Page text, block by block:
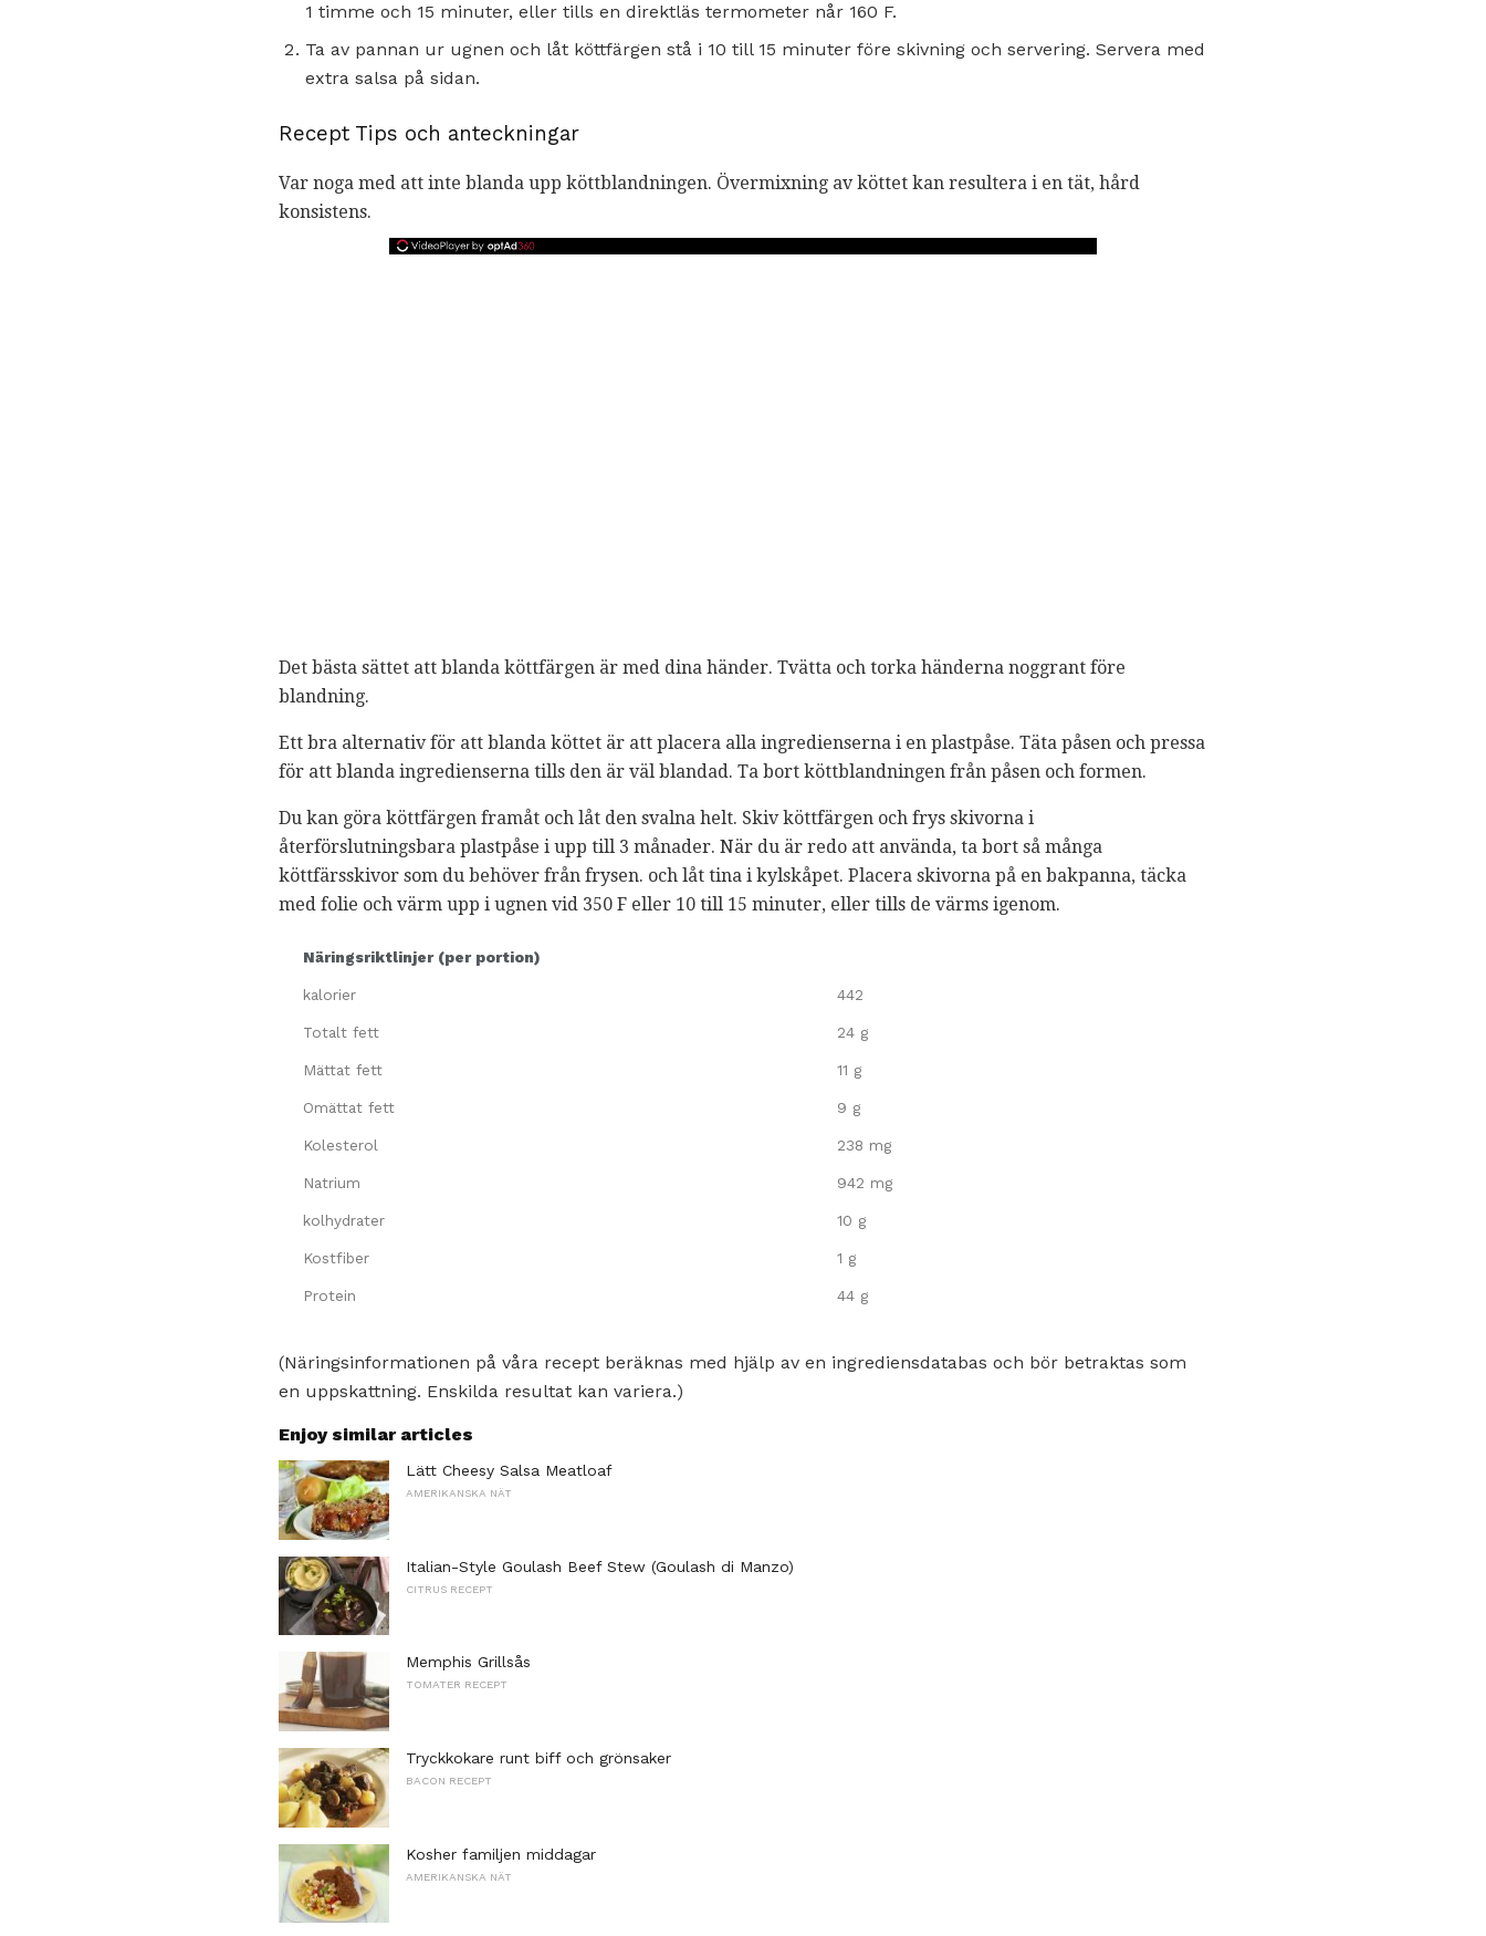
1 timme och 15 minuter, eller tills en direktläs termometer når 160 F.
Ta av pannan ur ugnen och låt köttfärgen stå i 10 till 15 minuter före skivning och servering. Servera med
extra salsa på sidan.
Recept Tips och anteckningar
Var noga med att inte blanda upp köttblandningen. Övermixning av köttet kan resultera i en tät, hård
konsistens.
Det bästa sättet att blanda köttfärgen är med dina händer. Tvätta och torka händerna noggrant före
blandning.
Ett bra alternativ för att blanda köttet är att placera alla ingredienserna i en plastpåse. Täta påsen och pressa
för att blanda ingredienserna tills den är väl blandad. Ta bort köttblandningen från påsen och formen.
Du kan göra köttfärgen framåt och låt den svalna helt. Skiv köttfärgen och frys skivorna i
återförslutningsbara plastpåse i upp till 3 månader. När du är redo att använda, ta bort så många
köttfärsskivor som du behöver från frysen. och låt tina i kylskåpet. Placera skivorna på en bakpanna, täcka
med folie och värm upp i ugnen vid 350 F eller 10 till 15 minuter, eller tills de värms igenom.
Näringsriktlinjer (per portion)
kalorier 442
Totalt fett 24 g
Mättat fett 11 g
Omättat fett 9 g
Kolesterol 238 mg
Natrium 942 mg
kolhydrater 10 g
Kostfiber 1 g
Protein 44 g
(Näringsinformationen på våra recept beräknas med hjälp av en ingrediensdatabas och bör betraktas som
en uppskattning. Enskilda resultat kan variera.)
Enjoy similar articles
Lätt Cheesy Salsa Meatloaf
AMERIKANSKA NÄT
Italian-Style Goulash Beef Stew (Goulash di Manzo)
CITRUS RECEPT
Memphis Grillsås
TOMATER RECEPT
Tryckkokare runt biff och grönsaker
BACON RECEPT
Kosher familjen middagar
AMERIKANSKA NÄT